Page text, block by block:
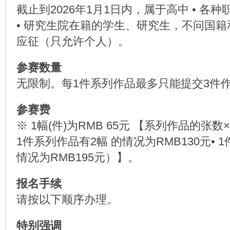
截止到2026年1月1日内，属于高中 • 各种
• 研究生院在籍的学生、研究生，不问国
应征（只允许个人）。
参赛数量
无限制。每1件系列作品最多只能提交3件
参赛费
※ 1幅(件)为RMB 65元 【系列作品的张数
1件系列作品有2幅 的情况为RMB130元• 1
情况为RMB195元）】。
报名手续
请按以下顺序办理。
特别强调